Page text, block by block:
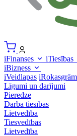
iFinanses
iTiesības
iBizness
iVeidlapas
Līgumi un darījumi
Pieredze
Darba tiesības
Lietvedība
Tiesvedības
Lietvedība